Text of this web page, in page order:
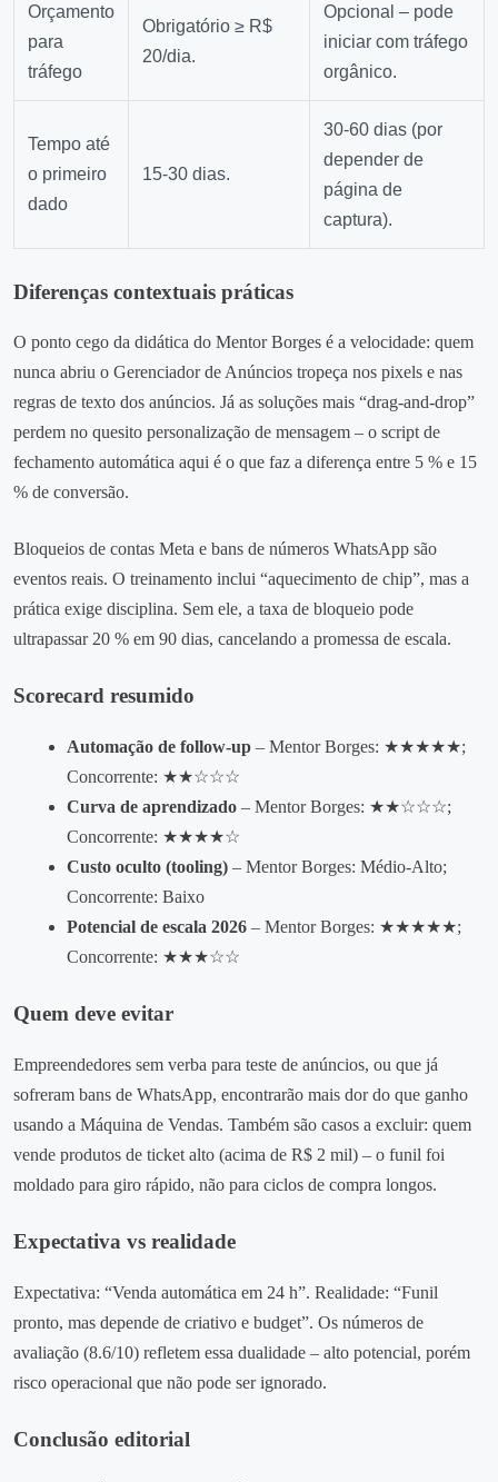
Orçamento
para
tráfego
Obrigatório ≥ R$
20/dia.
Opcional – pode
iniciar com tráfego
orgânico.
Tempo até
o primeiro
dado
15‑30 dias.
30‑60 dias (por
depender de
página de
captura).
Diferenças contextuais práticas
O ponto cego da didática do Mentor Borges é a velocidade: quem
nunca abriu o Gerenciador de Anúncios tropeça nos pixels e nas
regras de texto dos anúncios. Já as soluções mais “drag‑and‑drop”
perdem no quesito personalização de mensagem – o script de
fechamento automática aqui é o que faz a diferença entre 5 % e 15
% de conversão.
Bloqueios de contas Meta e bans de números WhatsApp são
eventos reais. O treinamento inclui “aquecimento de chip”, mas a
prática exige disciplina. Sem ele, a taxa de bloqueio pode
ultrapassar 20 % em 90 dias, cancelando a promessa de escala.
Scorecard resumido
Automação de follow‑up – Mentor Borges: ★★★★★;
Concorrente: ★★☆☆☆
Curva de aprendizado – Mentor Borges: ★★☆☆☆;
Concorrente: ★★★★☆
Custo oculto (tooling) – Mentor Borges: Médio‑Alto;
Concorrente: Baixo
Potencial de escala 2026 – Mentor Borges: ★★★★★;
Concorrente: ★★★☆☆
Quem deve evitar
Empreendedores sem verba para teste de anúncios, ou que já
sofreram bans de WhatsApp, encontrarão mais dor do que ganho
usando a Máquina de Vendas. Também são casos a excluir: quem
vende produtos de ticket alto (acima de R$ 2 mil) – o funil foi
moldado para giro rápido, não para ciclos de compra longos.
Expectativa vs realidade
Expectativa: “Venda automática em 24 h”. Realidade: “Funil
pronto, mas depende de criativo e budget”. Os números de
avaliação (8.6/10) refletem essa dualidade – alto potencial, porém
risco operacional que não pode ser ignorado.
Conclusão editorial